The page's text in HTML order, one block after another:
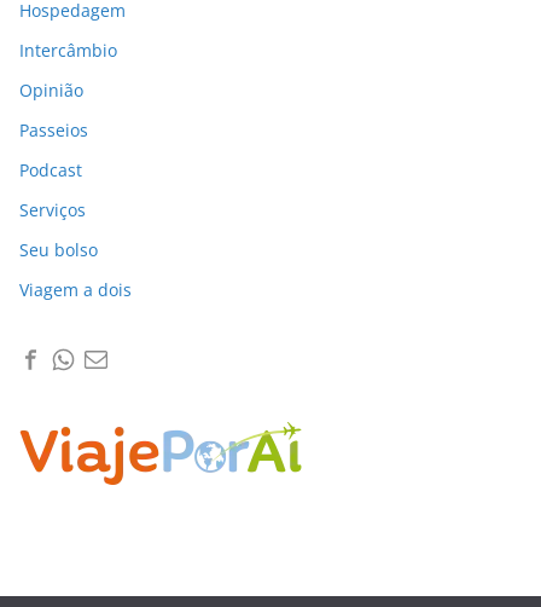
Hospedagem
Intercâmbio
Opinião
Passeios
Podcast
Serviços
Seu bolso
Viagem a dois